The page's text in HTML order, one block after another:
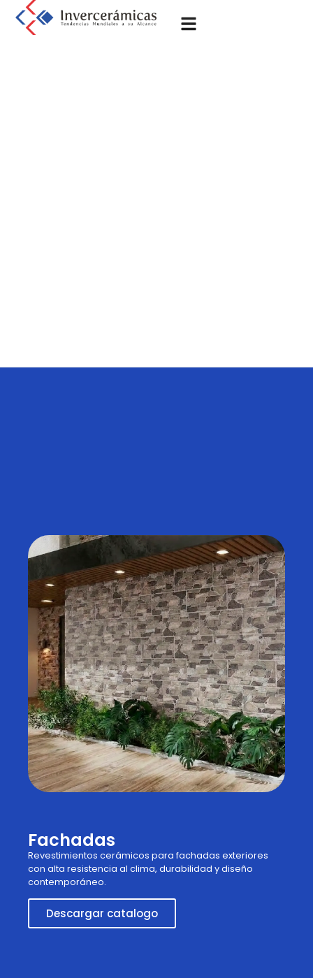
Conoce nuestras
categorías
Fachadas
Revestimientos cerámicos para fachadas exteriores
con alta resistencia al clima, durabilidad y diseño
contemporáneo.
Descargar catalogo